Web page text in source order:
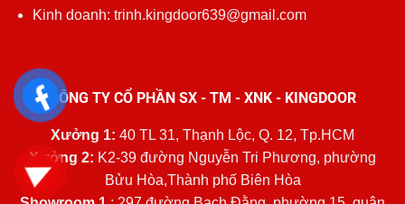
Kinh doanh: trinh.kingdoor639@gmail.com
CÔNG TY CỔ PHẦN SX - TM - XNK - KINGDOOR
Xưởng 1: 40 TL 31, Thạnh Lộc, Q. 12, Tp.HCM
Xưởng 2: K2-39 đường Nguyễn Tri Phương, phường
Bửu Hòa,Thành phố Biên Hòa